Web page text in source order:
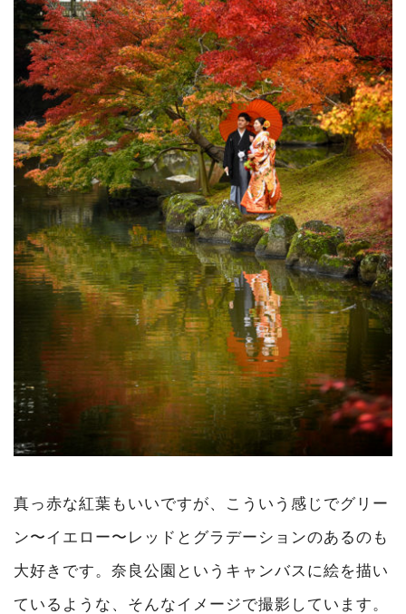
真っ赤な紅葉もいいですが、こういう感じでグリー
ン〜イエロー〜レッドとグラデーションのあるのも
大好きです。奈良公園というキャンバスに絵を描い
ているような、そんなイメージで撮影しています。